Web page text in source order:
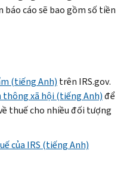
báo cáo sẽ bao gồm số tiền
(tiếng Anh) trên IRS.gov.
xã hội (tiếng Anh)để
thuế cho nhiều đối tượng
của IRS (tiếng Anh)